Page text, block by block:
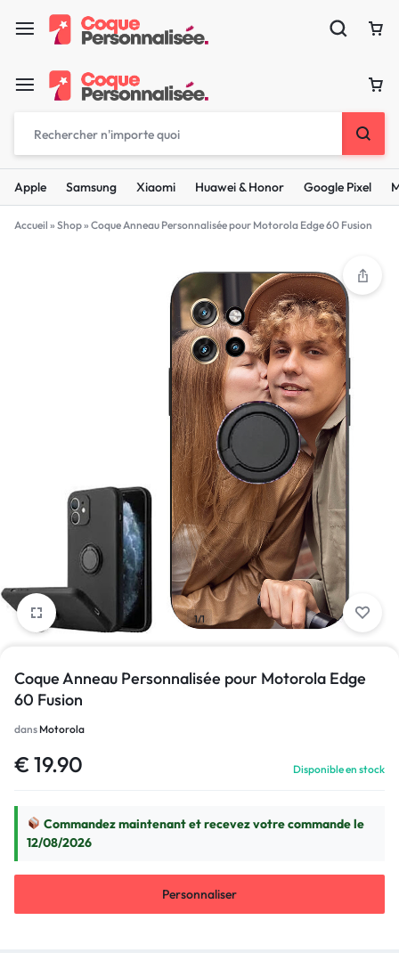
Apple Samsung Xiaomi Huawei & Honor Google Pixel
Accueil » Shop» Coque Anneau Personnalisée pour Motorola Edge 60 Fusion
1/1
Coque Anneau Personnalisée pour Motorola Edge
60 Fusion
dans Motorola
€ 19.90 Disponible en stock
Commandez maintenant et recevez votre commande le
12/08/2026
Personnaliser